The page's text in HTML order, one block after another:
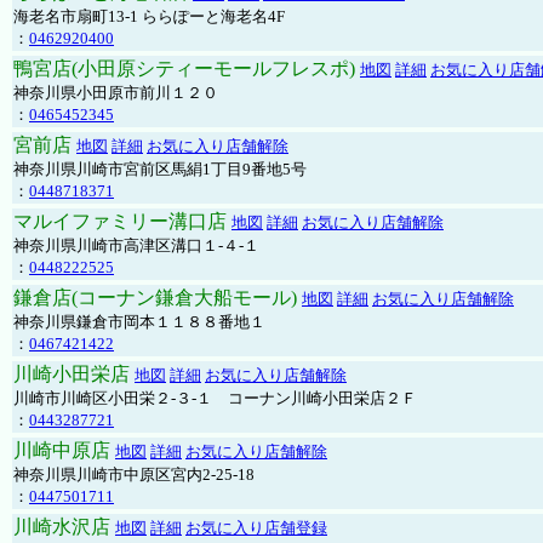
海老名市扇町13-1 ららぽーと海老名4F
： 0462920400
鴨宮店(小田原シティーモールフレスポ) 地図 詳細 お気に入り店
神奈川県小田原市前川１２０
： 0465452345
宮前店 地図 詳細 お気に入り店舗解除
神奈川県川崎市宮前区馬絹1丁目9番地5号
： 0448718371
マルイファミリー溝口店 地図 詳細 お気に入り店舗解除
神奈川県川崎市高津区溝口１-４-１
： 0448222525
鎌倉店(コーナン鎌倉大船モール) 地図 詳細 お気に入り店舗解除
神奈川県鎌倉市岡本１１８８番地１
： 0467421422
川崎小田栄店 地図 詳細 お気に入り店舗解除
川崎市川崎区小田栄２‐３‐１ コーナン川崎小田栄店２Ｆ
： 0443287721
川崎中原店 地図 詳細 お気に入り店舗解除
神奈川県川崎市中原区宮内2-25-18
： 0447501711
川崎水沢店 地図 詳細 お気に入り店舗登録